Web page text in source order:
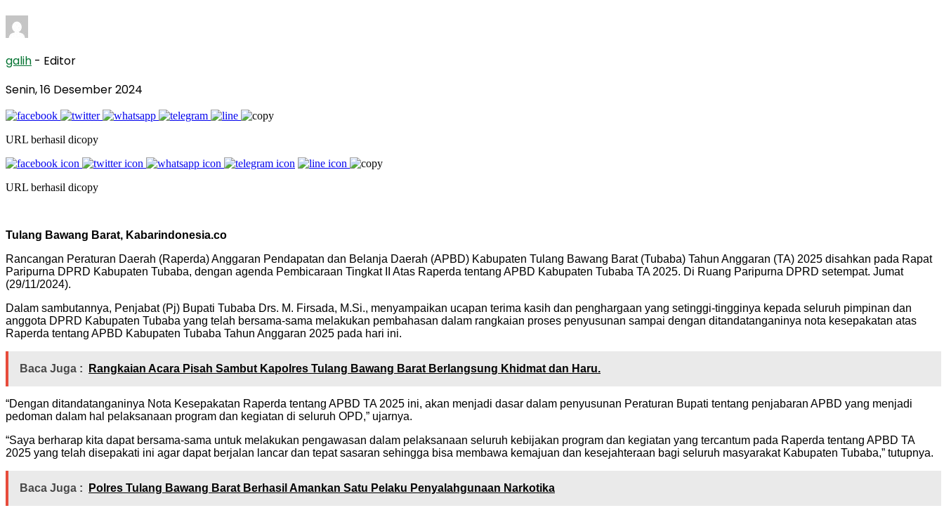
galih - Editor
Senin, 16 Desember 2024
URL berhasil dicopy
URL berhasil dicopy
Tulang Bawang Barat, Kabarindonesia.co
Rancangan Peraturan Daerah (Raperda) Anggaran Pendapatan dan Belanja Daerah (APBD) Kabupaten Tulang Bawang Barat (Tubaba) Tahun Anggaran (TA) 2025 disahkan pada Rapat
Paripurna DPRD Kabupaten Tubaba, dengan agenda Pembicaraan Tingkat II Atas Raperda tentang APBD Kabupaten Tubaba TA 2025. Di Ruang Paripurna DPRD setempat. Jumat
(29/11/2024).
Dalam sambutannya, Penjabat (Pj) Bupati Tubaba Drs. M. Firsada, M.Si., menyampaikan ucapan terima kasih dan penghargaan yang setinggi-tingginya kepada seluruh pimpinan dan
anggota DPRD Kabupaten Tubaba yang telah bersama-sama melakukan pembahasan dalam rangkaian proses penyusunan sampai dengan ditandatanganinya nota kesepakatan atas
Raperda tentang APBD Kabupaten Tubaba Tahun Anggaran 2025 pada hari ini.
Baca Juga : Rangkaian Acara Pisah Sambut Kapolres Tulang Bawang Barat Berlangsung Khidmat dan Haru.
“Dengan ditandatanganinya Nota Kesepakatan Raperda tentang APBD TA 2025 ini, akan menjadi dasar dalam penyusunan Peraturan Bupati tentang penjabaran APBD yang menjadi
pedoman dalam hal pelaksanaan program dan kegiatan di seluruh OPD,” ujarnya.
“Saya berharap kita dapat bersama-sama untuk melakukan pengawasan dalam pelaksanaan seluruh kebijakan program dan kegiatan yang tercantum pada Raperda tentang APBD TA
2025 yang telah disepakati ini agar dapat berjalan lancar dan tepat sasaran sehingga bisa membawa kemajuan dan kesejahteraan bagi seluruh masyarakat Kabupaten Tubaba,” tutupnya.
Baca Juga : Polres Tulang Bawang Barat Berhasil Amankan Satu Pelaku Penyalahgunaan Narkotika